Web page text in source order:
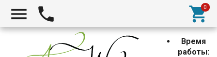
Время
работы: